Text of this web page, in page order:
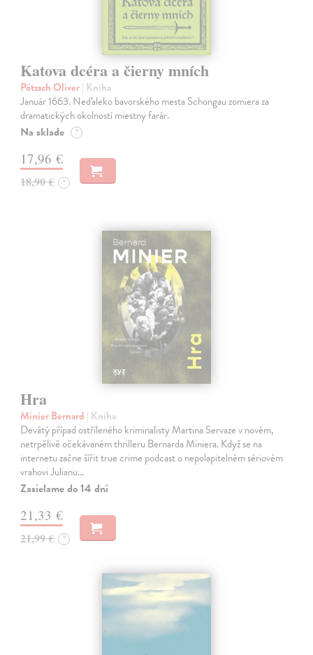
Katova dcéra a čierny mních
Pötzsch Oliver| Kniha
Január 1663. Neďaleko bavorského mesta Schongau zomiera za
dramatických okolností miestny farár.
Na sklade ?
17,96 €
18,90 € ?
Hra
Minier Bernard | Kniha
Devátý případ ostříleného kriminalisty Martina Servaze v novém,
netrpělivě očekávaném thrilleru Bernarda Miniera. Když se na
internetu začne šířit true crime podcast o nepolapitelném sériovém
vrahovi Julianu…
Zasielame do 14 dní
21,33 €
21,99 € ?